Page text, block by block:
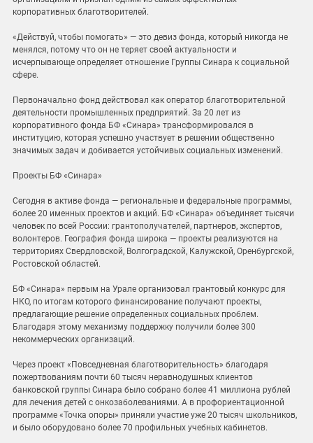
корпоративных благотворителей.
«Действуй, чтобы помогать» — это девиз фонда, который никогда не
менялся, потому что он не теряет своей актуальности и
исчерпывающе определяет отношение Группы Синара к социальной
сфере.
Первоначально фонд действовал как оператор благотворительной
деятельности промышленных предприятий. За 20 лет из
корпоративного фонда БФ «Синара» трансформировался в
институцию, которая успешно участвует в решении общественно
значимых задач и добивается устойчивых социальных изменений.
Проекты БФ «Синара»
Сегодня в активе фонда — региональные и федеральные программы,
более 20 именных проектов и акций. БФ «Синара» объединяет тысячи
человек по всей России: грантополучателей, партнеров, экспертов,
волонтеров. География фонда широка — проекты реализуются на
территориях Свердловской, Волгоградской, Калужской, Оренбургской,
Ростовской областей.
БФ «Синара» первым на Урале организовал грантовый конкурс для
НКО, по итогам которого финансирование получают проекты,
предлагающие решение определенных социальных проблем.
Благодаря этому механизму поддержку получили более 300
некоммерческих организаций.
Через проект «Повседневная благотворительность» благодаря
пожертвованиям почти 60 тысяч неравнодушных клиентов
банковской группы Синара было собрано более 41 миллиона рублей
для лечения детей с онкозаболеваниями. А в профориентационной
программе «Точка опоры» приняли участие уже 20 тысяч школьников,
и было оборудовано более 70 профильных учебных кабинетов.